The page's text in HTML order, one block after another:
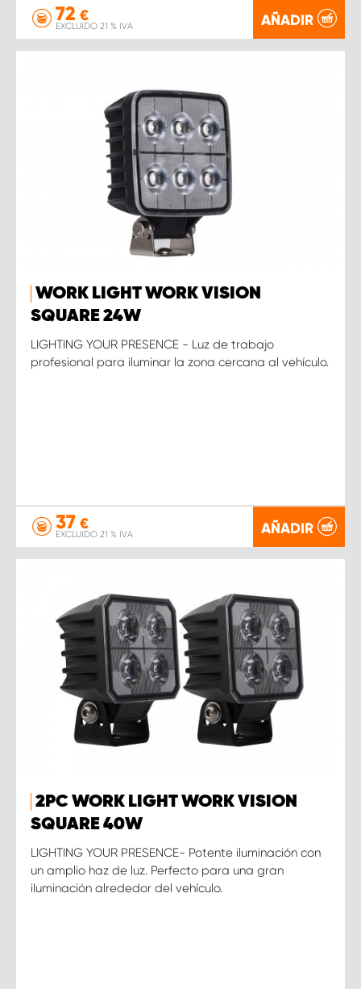
72 €
EXCLUIDO 21 % IVA AÑADIR
WORK LIGHT WORK VISION
SQUARE 24W
LIGHTING YOUR PRESENCE - Luz de trabajo
profesional para iluminar la zona cercana al vehículo.
37 €
EXCLUIDO 21 % IVA AÑADIR
2PC WORK LIGHT WORK VISION
SQUARE 40W
LIGHTING YOUR PRESENCE- Potente iluminación con
un amplio haz de luz. Perfecto para una gran
iluminación alrededor del vehículo.